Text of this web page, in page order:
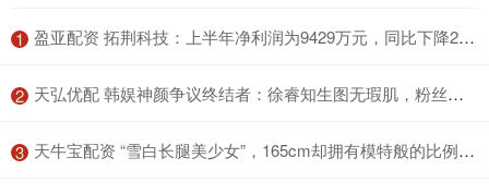
1 ​盈亚配资 拓荆科技：上半年净利润为9429万元，同比下降26.96%
2 ​天弘优配 韩娱神颜争议终结者：徐睿知生图无瑕肌，粉丝呼自带美颜_YeaJi_高文英_卢秀英
3 ​天牛宝配资 “雪白长腿美少女”，165cm却拥有模特般的比例，樱若菜！_团体_曾以_偶像